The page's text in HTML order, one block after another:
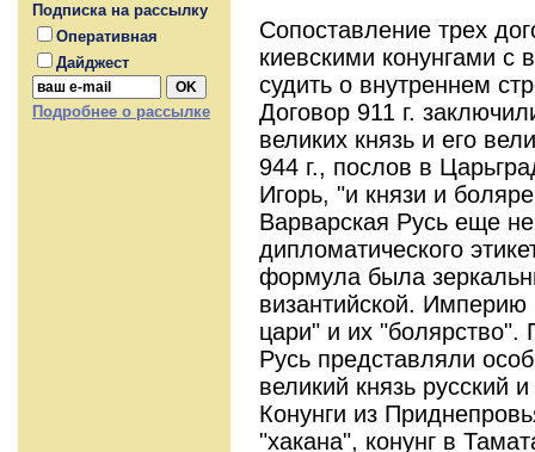
Подписка на рассылку
Оперативная
Дайджест
Подробнее о рассылке
Сопоставление трех
киевскими конунгами с
судить о внутреннем
Договор 911 г.
великих князь и его
944 г., послов в
Игорь, "и князи и
Варварская Русь еще
дипломатического
формула была
византийской. Империю
цари" и их "болярство".
Русь представляли
великий князь русский
Конунги из
"хакана", конунг в